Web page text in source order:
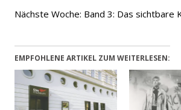
Nächste Woche: Band 3: Das sichtbare
EMPFOHLENE ARTIKEL ZUM WEITERLESEN: